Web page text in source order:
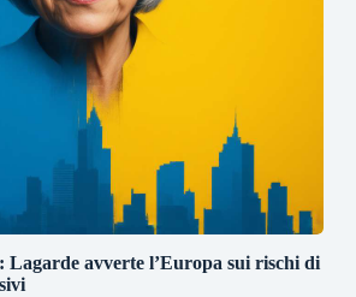
Lagarde avverte l’Europa sui rischi di